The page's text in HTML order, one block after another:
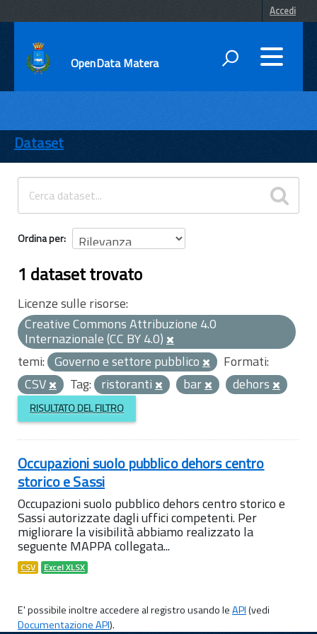
Accedi
OpenData Matera
ENTI
TEMI
INFORMAZIONI
Dataset
Ordina per
1 dataset trovato
Licenze sulle risorse:
Creative Commons Attribuzione 4.0
Internazionale (CC BY 4.0)
temi: Governo e settore pubblico
Formati:
CSV
Tag: ristoranti bar dehors
RISULTATO DEL FILTRO
Occupazioni suolo pubblico dehors centro
storico e Sassi
Occupazioni suolo pubblico dehors centro storico e
Sassi autorizzate dagli uffici competenti. Per
migliorare la visibilità abbiamo realizzato la
seguente MAPPA collegata...
CSV Excel XLSX
E' possibile inoltre accedere al registro usando leAPI(vedi
Documentazione API).